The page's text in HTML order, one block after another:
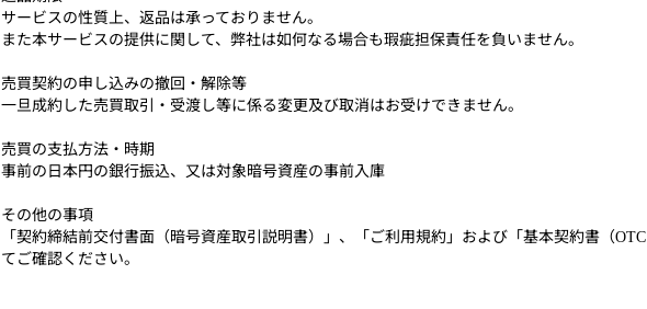
サービスの性質上、返品は承っておりません。
また本サービスの提供に関して、弊社は如何なる場合も瑕疵担保責任を負いません。
売買契約の申し込みの撤回・解除等
一旦成約した売買取引・受渡し等に係る変更及び取消はお受けできません。
売買の支払方法・時期
事前の日本円の銀行振込、又は対象暗号資産の事前入庫
その他の事項
「契約締結前交付書面（暗号資産取引説明書）」、「ご利用規約」および「基本契約書（OTC
てご確認ください。